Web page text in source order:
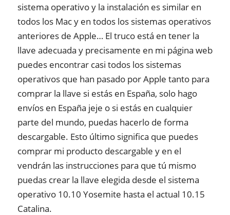
sistema operativo y la instalación es similar en
todos los Mac y en todos los sistemas operativos
anteriores de Apple… El truco está en tener la
llave adecuada y precisamente en mi página web
puedes encontrar casi todos los sistemas
operativos que han pasado por Apple tanto para
comprar la llave si estás en España, solo hago
envíos en España jeje o si estás en cualquier
parte del mundo, puedas hacerlo de forma
descargable. Esto último significa que puedes
comprar mi producto descargable y en el
vendrán las instrucciones para que tú mismo
puedas crear la llave elegida desde el sistema
operativo 10.10 Yosemite hasta el actual 10.15
Catalina.